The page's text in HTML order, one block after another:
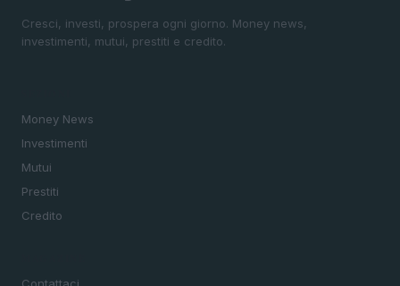
Cresci, investi, prospera ogni giorno. Money news,
investimenti, mutui, prestiti e credito.
Money News
Investimenti
Mutui
Prestiti
Credito